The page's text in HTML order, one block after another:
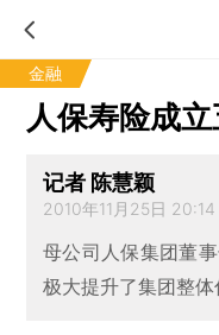
金融
人保寿险成
记者 陈慧颖
2010年11月25日 20:14
母公司人保集团董
极大提升了集团整体